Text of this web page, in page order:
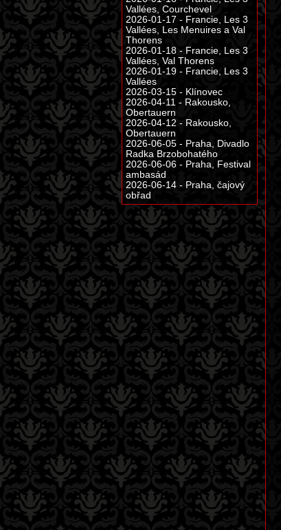
Vallées, Courchevel
2026-01-17 - Francie, Les 3
Vallées, Les Menuires a Val
Thorens
2026-01-18 - Francie, Les 3
Vallées, Val Thorens
2026-01-19 - Francie, Les 3
Vallées
2026-03-15 - Klínovec
2026-04-11 - Rakousko,
Obertauern
2026-04-12 - Rakousko,
Obertauern
2026-06-05 - Praha, Divadlo
Radka Brzobohatého
2026-06-06 - Praha, Festival
ambasád
2026-06-14 - Praha, čajový
obřad